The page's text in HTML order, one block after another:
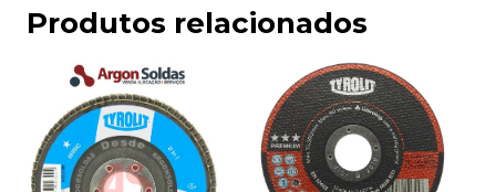
Produtos relacionados